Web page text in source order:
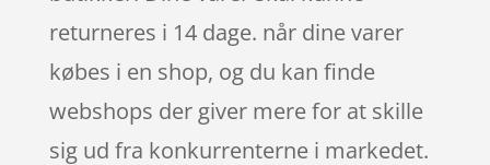
returneres i 14 dage. når dine varer
købes i en shop, og du kan finde
webshops der giver mere for at skille
sig ud fra konkurrenterne i markedet.